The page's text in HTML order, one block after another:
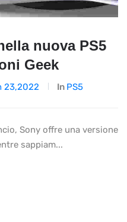
nuova PS5
Geek
23,2022 In PS5
Sony offre una versione
sappiam...